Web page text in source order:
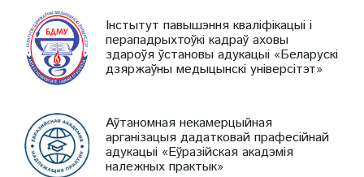
Інстытут павышэння кваліфікацыі і
перападрыхтоўкі кадраў аховы
здароўя ўстановы адукацыі «Беларускі
дзяржаўны медыцынскі універсітэт»
Аўтаномная некамерцыйная
арганізацыя дадатковай прафесійнай
адукацыі «Еўразійская акадэмія
належных практык»